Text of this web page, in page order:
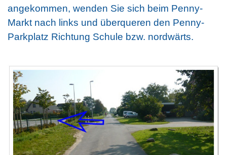
angekommen, wenden Sie sich beim Penny-
Markt nach links und überqueren den Penny-
Parkplatz Richtung Schule bzw. nordwärts.